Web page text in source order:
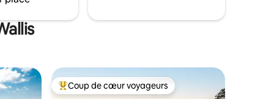
plus aimés Coup de cœur voyageurs parmi les plus aimés
Coup de cœur voyageurs